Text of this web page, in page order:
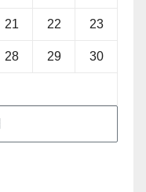
21 22 23
28 29 30